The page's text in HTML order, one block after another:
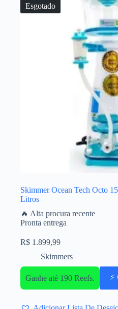
Esgotado
Skimmer Ocean Tech Octo
Litros
🔥 Alta procura recente
Pronta entrega
R$ 1.899,99
Skimmers
Ganhe até 190 Reefs.